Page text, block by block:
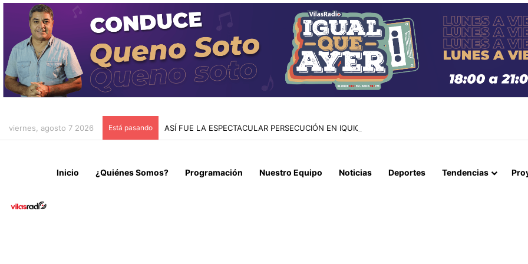
viernes, agosto 7 2026 Está pasando ASÍ FUE LA ESPECTACULAR PERSECUCIÓN EN IQUIQUE QUE TERMINÓ CON UN AUTO
Inicio ¿Quiénes Somos? Programación Nuestro Equipo Noticias Deportes Tendencias